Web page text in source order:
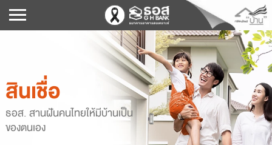
สินเชื่อ
ธอส. สานฝันคนไทยให้มีบ้านเป็น
ของตนเอง